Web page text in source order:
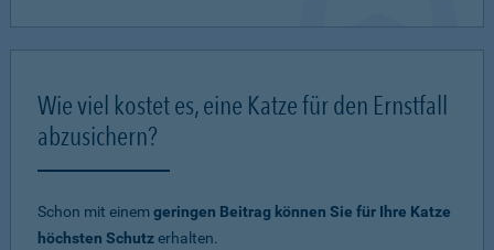
Wie viel kostet es, eine Katze für den Ernstfall
abzusichern?
Schon mit einemgeringen Beitrag können Sie für Ihre Katze
höchsten Schutzerhalten.